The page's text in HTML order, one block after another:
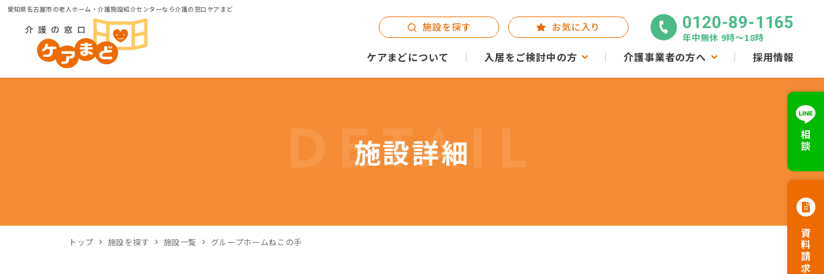
愛知県名古屋市の老人ホーム・介護施設紹介センターなら介護の窓口ケアまど
ケアまどについて 入居をご検討中の方 介護事業者の方へ 採用情報
施設を探す お気に入り 0120-89-1165
年中無休 9時〜18時
相談
資料請求
DETAIL
施設詳細
トップ 施設を探す 施設一覧 グループホームねこの手